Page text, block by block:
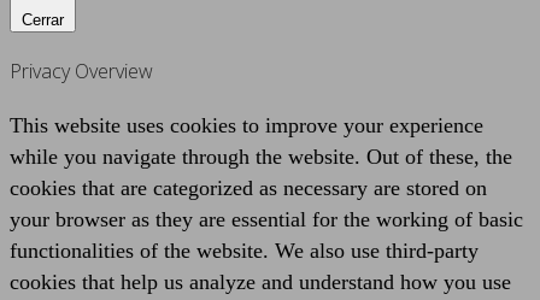
Cerrar
Privacy Overview
This website uses cookies to improve your experience
while you navigate through the website. Out of these, the
cookies that are categorized as necessary are stored on
your browser as they are essential for the working of basic
functionalities of the website. We also use third-party
cookies that help us analyze and understand how you use